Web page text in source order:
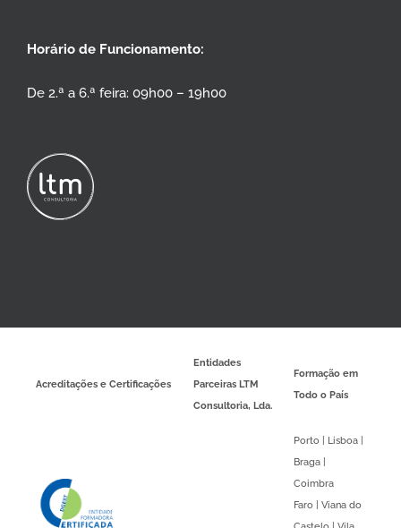
Horário de Funcionamento:
De 2.ª a 6.ª feira: 09h00 – 19h00
Acreditações e Certificações
Entidades
Parceiras LTM
Consultoria, Lda.
Formação em
Todo o País
Porto | Lisboa |
Braga |
Coimbra
Faro | Viana do